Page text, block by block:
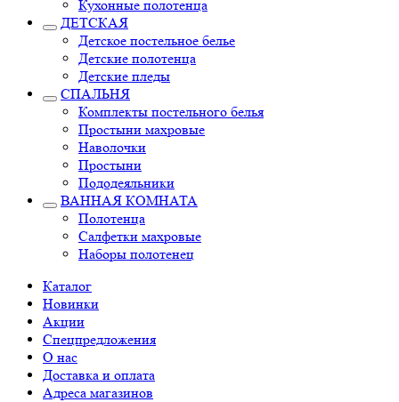
Кухонные полотенца
ДЕТСКАЯ
Детское постельное белье
Детские полотенца
Детские пледы
СПАЛЬНЯ
Комплекты постельного белья
Простыни махровые
Наволочки
Простыни
Пододеяльники
ВАННАЯ КОМНАТА
Полотенца
Салфетки махровые
Наборы полотенец
Каталог
Новинки
Акции
Спецпредложения
О нас
Доставка и оплата
Адреса магазинов